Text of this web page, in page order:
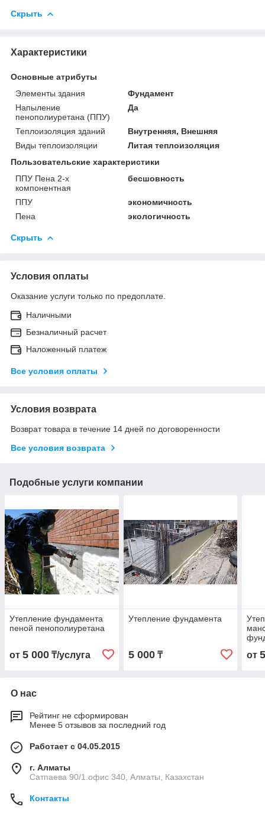
Скрыть
Характеристики
Основные атрибуты
Элементы здания
Фундамент
Напыление
пенополиуретана (ППУ)
Да
Теплоизоляция зданий
Внутренняя, Внешняя
Виды теплоизоляции
Литая теплоизоляция
Пользовательские характеристики
ППУ Пена 2-х
компонентная
бесшовность
ППУ
экономичность
Пена
экологичность
Скрыть
Условия оплаты
Оказание услуги только по предоплате.
Наличными
Безналичный расчет
Наложенный платеж
Все условия оплаты
Условия возврата
Возврат товара в течение 14 дней по договоренности
Все условия возврата
Подобные услуги компании
Утепление фундамента
пеной пенополиуретана
от 5 000 ₸/услуга
Утепление фундамента
5 000₸ от
О нас
Рейтинг не сформирован
Менее 5 отзывов за последний год
Работает с 04.05.2015
г. Алматы
Сатпаева 90/1.офис 340, Алматы, Казахстан
Контакты